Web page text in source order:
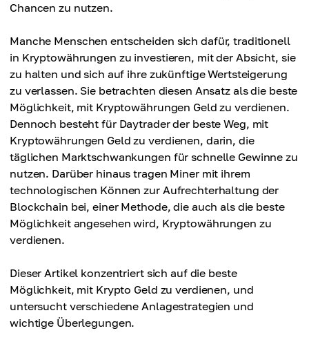
Chancen zu nutzen.
Manche Menschen entscheiden sich dafür, traditionell
in Kryptowährungen zu investieren, mit der Absicht, sie
zu halten und sich auf ihre zukünftige Wertsteigerung
zu verlassen. Sie betrachten diesen Ansatz als die beste
Möglichkeit, mit Kryptowährungen Geld zu verdienen.
Dennoch besteht für Daytrader der beste Weg, mit
Kryptowährungen Geld zu verdienen, darin, die
täglichen Marktschwankungen für schnelle Gewinne zu
nutzen. Darüber hinaus tragen Miner mit ihrem
technologischen Können zur Aufrechterhaltung der
Blockchain bei, einer Methode, die auch als die beste
Möglichkeit angesehen wird, Kryptowährungen zu
verdienen.
Dieser Artikel konzentriert sich auf die beste
Möglichkeit, mit Krypto Geld zu verdienen, und
untersucht verschiedene Anlagestrategien und
wichtige Überlegungen.